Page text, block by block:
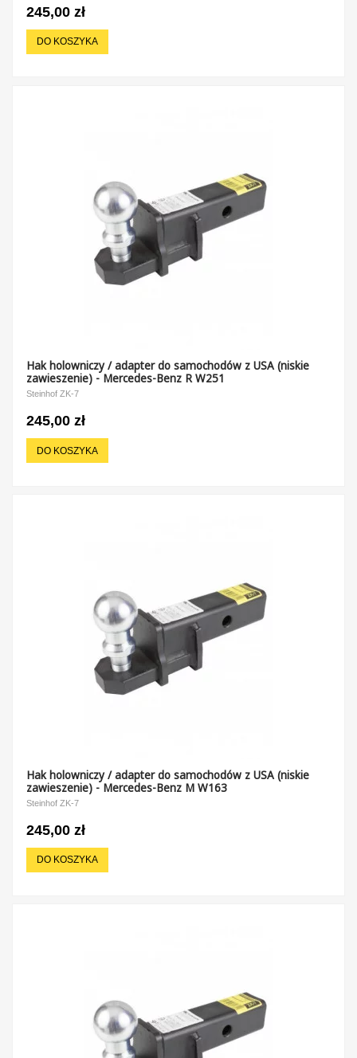
245,00 zł
DO KOSZYKA
Hak holowniczy / adapter do samochodów z USA (niskie
zawieszenie) - Mercedes-Benz R W251
Steinhof ZK-7
245,00 zł
DO KOSZYKA
Hak holowniczy / adapter do samochodów z USA (niskie
zawieszenie) - Mercedes-Benz M W163
Steinhof ZK-7
245,00 zł
DO KOSZYKA